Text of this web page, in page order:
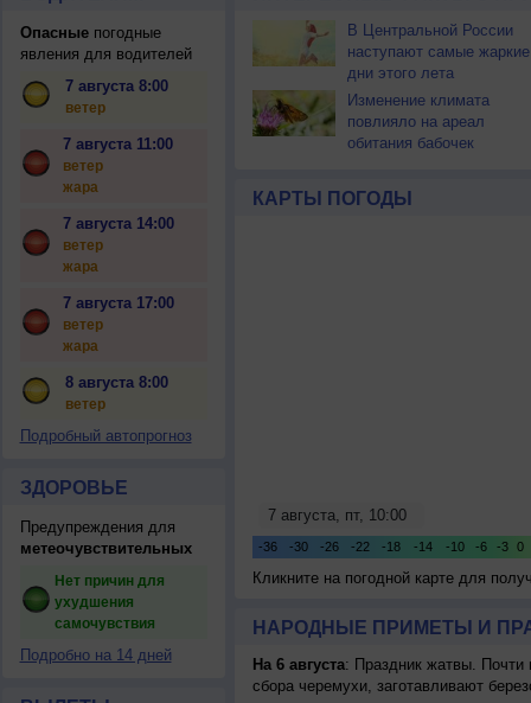
Опасныепогодные
явления для водителей
7 августа 8:00
ветер
7 августа 11:00
ветер
жара
7 августа 14:00
ветер
жара
7 августа 17:00
ветер
жара
8 августа 8:00
ветер
Подробный автопрогноз
ЗДОРОВЬЕ
Предупреждения для
метеочувствительных
Нет причин для
ухудшения
самочувствия
Подробно на 14 дней
В Центральной России
наступают самые жаркие
дни этого лета
Изменение климата
повлияло на ареал
обитания бабочек
КАРТЫ ПОГОДЫ
Кликните на погодной карте для
НАРОДНЫЕ ПРИМЕТЫ И
На 6 августа: Праздник жатвы. Почти
сбора черемухи, заготавливают